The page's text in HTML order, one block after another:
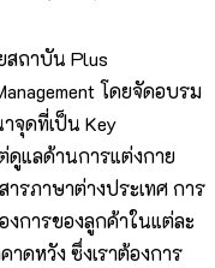
ถาบัน Plus
โดยจัดอบรม
จุดที่เป็น Key
ดูแลด้านการแต่งกาย
รภาษาต่างประเทศ การ
การของลูกค้าในแต่ละ
าดหวัง ซึ่งเราต้องการ